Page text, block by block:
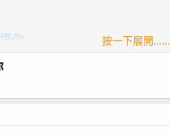
你 按一下展開……